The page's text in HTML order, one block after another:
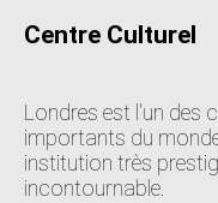
Centre Culturel
Londres est l'un des
importants du
institution très
incontournable.